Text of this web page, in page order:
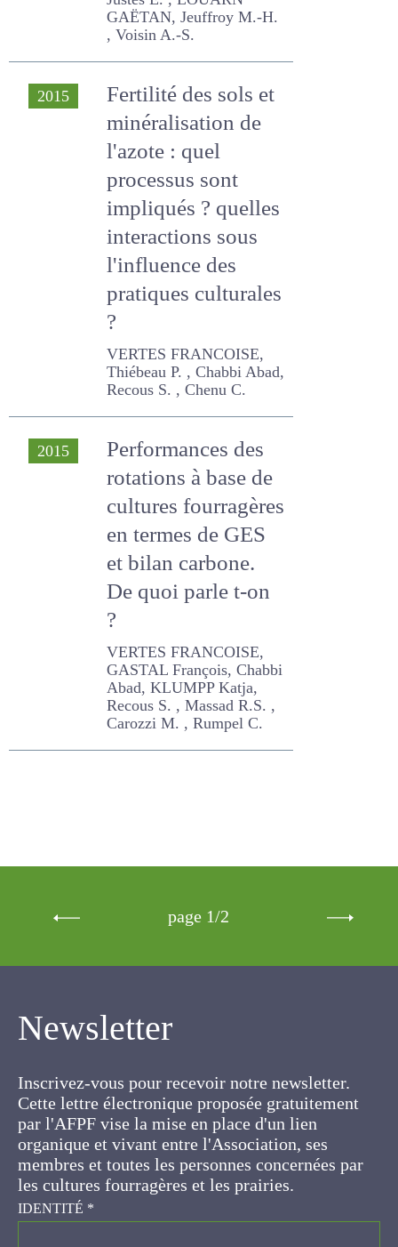
Fertilité des sols et
minéralisation de
l'azote : quel
processus sont
impliqués ? quelles
interactions sous
l'influence des
pratiques
culturales ?
VERTES FRANCOISE,
Thiébeau P. , Chabbi Abad,
Recous S. , Chenu C.
Performances des
rotations à base de
cultures
fourragères en
termes de GES et
bilan carbone. De
quoi parle t-on ?
VERTES FRANCOISE,
GASTAL François, Chabbi
Abad, KLUMPP Katja,
Recous S. , Massad R.S. ,
Carozzi M. , Rumpel C.
Cette lettre électronique proposée
gratuitement par l'AFPF vise la mise en place
ses membres et toutes les personnes
concernées par les cultures fourragères et les
prairies.
IDENTITÉ*
EMAIL*